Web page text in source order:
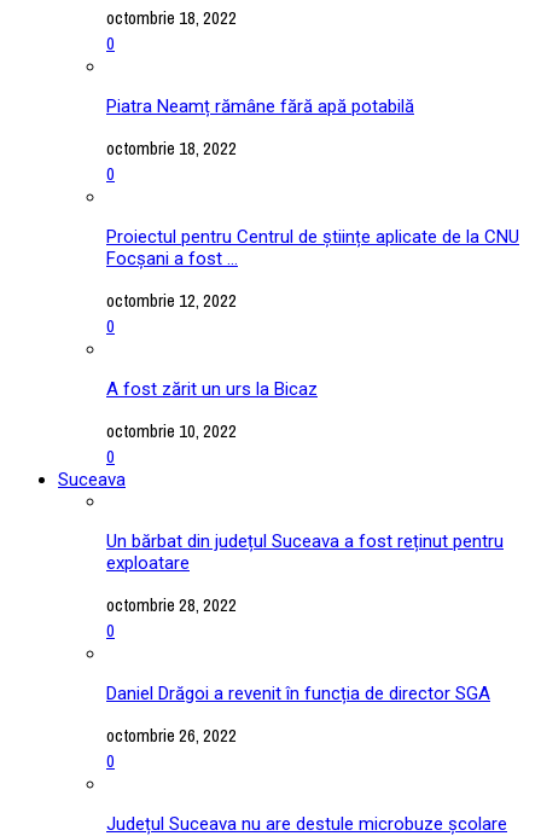
octombrie 18, 2022
0
Piatra Neamț rămâne fără apă potabilă
octombrie 18, 2022
0
Proiectul pentru Centrul de științe aplicate de la CNU
Focșani a fost ...
octombrie 12, 2022
0
A fost zărit un urs la Bicaz
octombrie 10, 2022
0
Suceava
Un bărbat din județul Suceava a fost reținut pentru
exploatare
octombrie 28, 2022
0
Daniel Drăgoi a revenit în funcția de director SGA
octombrie 26, 2022
0
Județul Suceava nu are destule microbuze școlare